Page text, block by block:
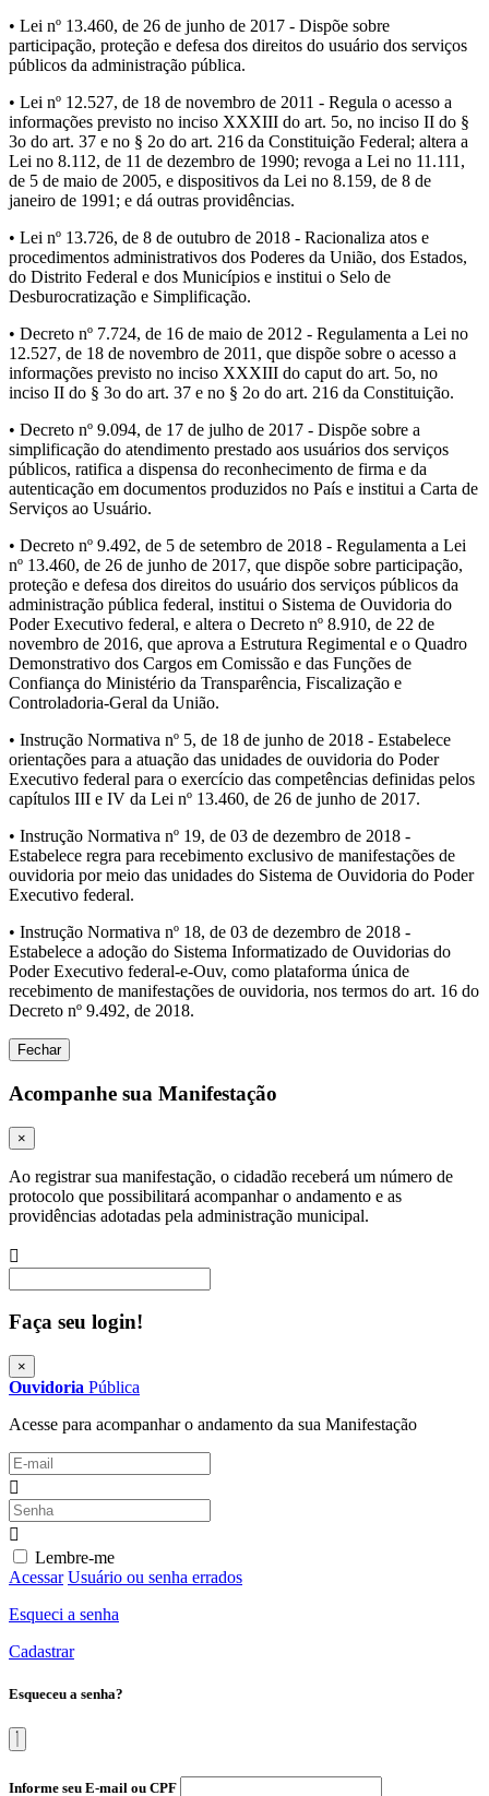
• Lei nº 13.460, de 26 de junho de 2017 - Dispõe sobre
participação, proteção e defesa dos direitos do usuário dos serviços
públicos da administração pública.
• Lei nº 12.527, de 18 de novembro de 2011 - Regula o acesso a
informações previsto no inciso XXXIII do art. 5o, no inciso II do §
3o do art. 37 e no § 2o do art. 216 da Constituição Federal; altera a
Lei no 8.112, de 11 de dezembro de 1990; revoga a Lei no 11.111,
de 5 de maio de 2005, e dispositivos da Lei no 8.159, de 8 de
janeiro de 1991; e dá outras providências.
• Lei nº 13.726, de 8 de outubro de 2018 - Racionaliza atos e
procedimentos administrativos dos Poderes da União, dos Estados,
do Distrito Federal e dos Municípios e institui o Selo de
Desburocratização e Simplificação.
• Decreto nº 7.724, de 16 de maio de 2012 - Regulamenta a Lei no
12.527, de 18 de novembro de 2011, que dispõe sobre o acesso a
informações previsto no inciso XXXIII do caput do art. 5o, no
inciso II do § 3o do art. 37 e no § 2o do art. 216 da Constituição.
• Decreto nº 9.094, de 17 de julho de 2017 - Dispõe sobre a
simplificação do atendimento prestado aos usuários dos serviços
públicos, ratifica a dispensa do reconhecimento de firma e da
autenticação em documentos produzidos no País e institui a Carta de
Serviços ao Usuário.
• Decreto nº 9.492, de 5 de setembro de 2018 - Regulamenta a Lei
nº 13.460, de 26 de junho de 2017, que dispõe sobre participação,
proteção e defesa dos direitos do usuário dos serviços públicos da
administração pública federal, institui o Sistema de Ouvidoria do
Poder Executivo federal, e altera o Decreto nº 8.910, de 22 de
novembro de 2016, que aprova a Estrutura Regimental e o Quadro
Demonstrativo dos Cargos em Comissão e das Funções de
Confiança do Ministério da Transparência, Fiscalização e
Controladoria-Geral da União.
• Instrução Normativa nº 5, de 18 de junho de 2018 - Estabelece
orientações para a atuação das unidades de ouvidoria do Poder
Executivo federal para o exercício das competências definidas pelos
capítulos III e IV da Lei nº 13.460, de 26 de junho de 2017.
• Instrução Normativa nº 19, de 03 de dezembro de 2018 -
Estabelece regra para recebimento exclusivo de manifestações de
ouvidoria por meio das unidades do Sistema de Ouvidoria do Poder
Executivo federal.
• Instrução Normativa nº 18, de 03 de dezembro de 2018 -
Estabelece a adoção do Sistema Informatizado de Ouvidorias do
Poder Executivo federal-e-Ouv, como plataforma única de
recebimento de manifestações de ouvidoria, nos termos do art. 16 do
Decreto nº 9.492, de 2018.
Fechar
Acompanhe sua Manifestação
×
Ao registrar sua manifestação, o cidadão receberá um número de
protocolo que possibilitará acompanhar o andamento e as
providências adotadas pela administração municipal.
Faça seu login!
×
Ouvidoria Pública
Acesse para acompanhar o andamento da sua Manifestação
Lembre-me
Acessar Usuário ou senha errados
Esqueci a senha
Cadastrar
Esqueceu a senha?
Informe seu E-mail ou CPF